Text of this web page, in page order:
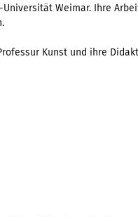
Weimar. Ihre
Kunst und ihre